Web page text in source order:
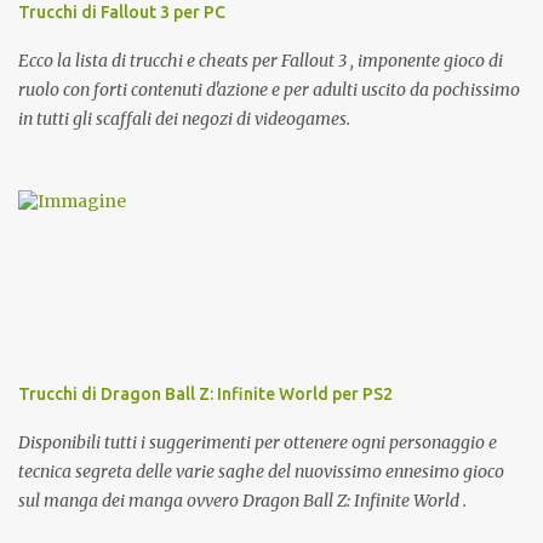
Trucchi di Fallout 3 per PC
Ecco la lista di trucchi e cheats per Fallout 3 , imponente gioco di
ruolo con forti contenuti d'azione e per adulti uscito da pochissimo
in tutti gli scaffali dei negozi di videogames.
Trucchi di Dragon Ball Z: Infinite World per PS2
Disponibili tutti i suggerimenti per ottenere ogni personaggio e
tecnica segreta delle varie saghe del nuovissimo ennesimo gioco
sul manga dei manga ovvero Dragon Ball Z: Infinite World .